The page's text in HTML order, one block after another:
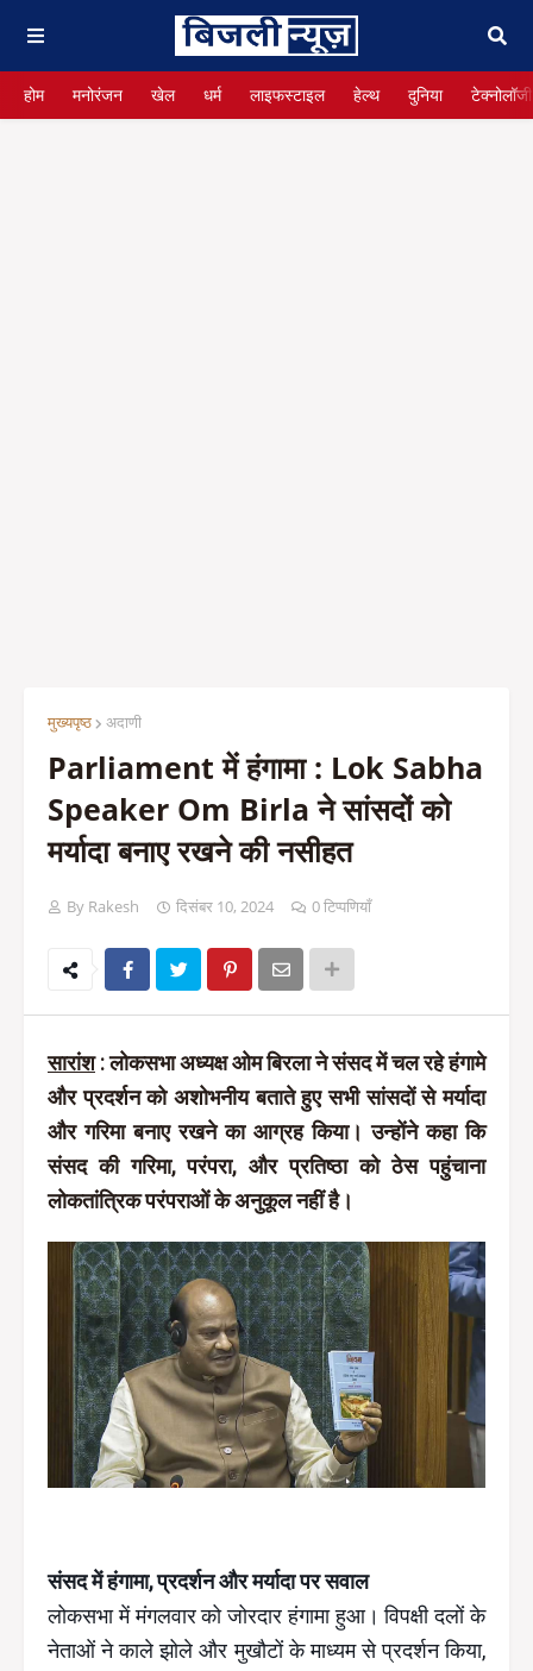
होम मनोरंजन खेल धर्म लाइफस्टाइल हेल्थ दुनिया टेक्नोलॉजी
मुख्यपृष्ठ अदाणी
Parliament में हंगामा : Lok Sabha
Speaker Om Birla ने सांसदों को
मर्यादा बनाए रखने की नसीहत
By Rakesh दिसंबर 10, 2024 0 टिप्पणियाँ
सारांश: लोकसभा अध्यक्ष ओम बिरला ने संसद में चल रहे हंगामे
और प्रदर्शन को अशोभनीय बताते हुए सभी सांसदों से मर्यादा
और गरिमा बनाए रखने का आग्रह किया। उन्होंने कहा कि
संसद की गरिमा, परंपरा, और प्रतिष्ठा को ठेस पहुंचाना
लोकतांत्रिक परंपराओं के अनुकूल नहीं है।
संसद में हंगामा, प्रदर्शन और मर्यादा पर सवाल
लोकसभा में मंगलवार को जोरदार हंगामा हुआ। विपक्षी दलों के
नेताओं ने काले झोले और मुखौटों के माध्यम से प्रदर्शन किया,